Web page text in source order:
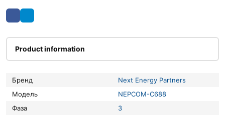
Product information
Бренд
Next Energy Partners
Модель
NEPCOM-C688
Фаза
3